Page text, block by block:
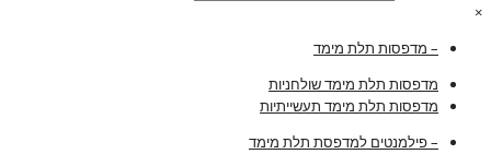
×
– מדפסות תלת מימד
מדפסות תלת מימד שולחניות
מדפסות תלת מימד תעשייתיות
– פילמנטים למדפסת תלת מימד